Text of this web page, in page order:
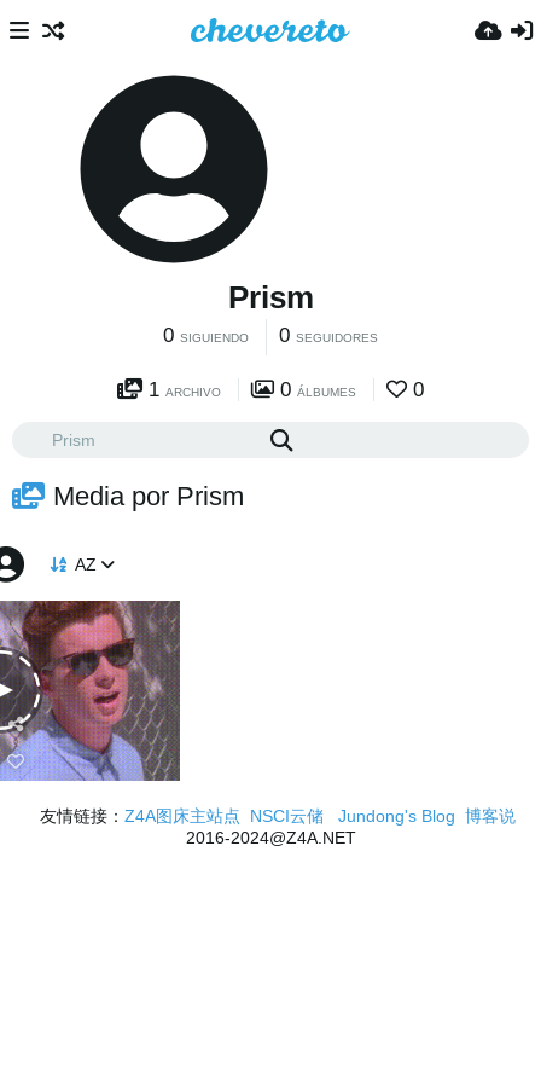
Prism
0 SIGUIENDO 0 SEGUIDORES
1 ARCHIVO 0 ÁLBUMES 0
Media por Prism
AZ
友情链接： Z4A图床主站点 NSCI云储 Jundong's Blog 博客说
2016-2024@Z4A.NET